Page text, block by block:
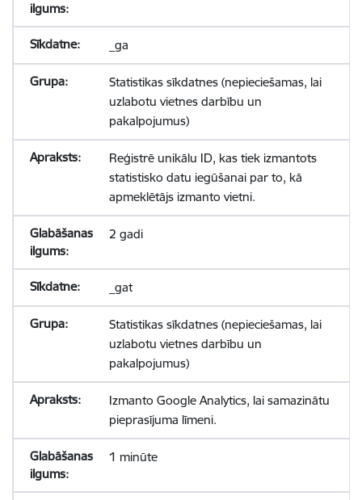
_ga
Statistikas sīkdatnes (nepieciešamas, lai
uzlabotu vietnes darbību un
pakalpojumus)
Reģistrē unikālu ID, kas tiek izmantots
statistisko datu iegūšanai par to, kā
apmeklētājs izmanto vietni.
2 gadi
_gat
Statistikas sīkdatnes (nepieciešamas, lai
uzlabotu vietnes darbību un
pakalpojumus)
Izmanto Google Analytics, lai samazinātu
pieprasījuma līmeni.
1 minūte